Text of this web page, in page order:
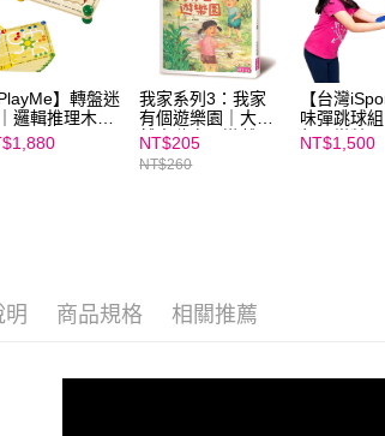
PlayMe】轉盤迷
邏輯推理木製
我家系列3：我家
有個遊樂園｜大自
然中隨處是遊戲
NT$205
NT$260
【台灣
味彈跳球
年★樂齡玩
NT$1,500
明 商品規格 相關推薦